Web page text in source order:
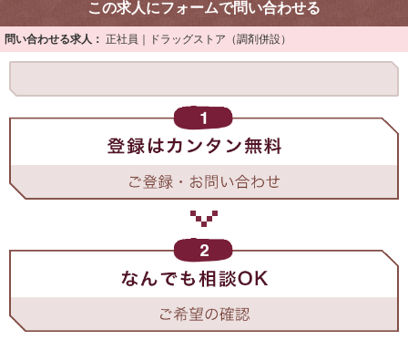
この求人にフォームで問い合わせる
問い合わせる求人： 正社員｜ドラッグストア（調剤併設）